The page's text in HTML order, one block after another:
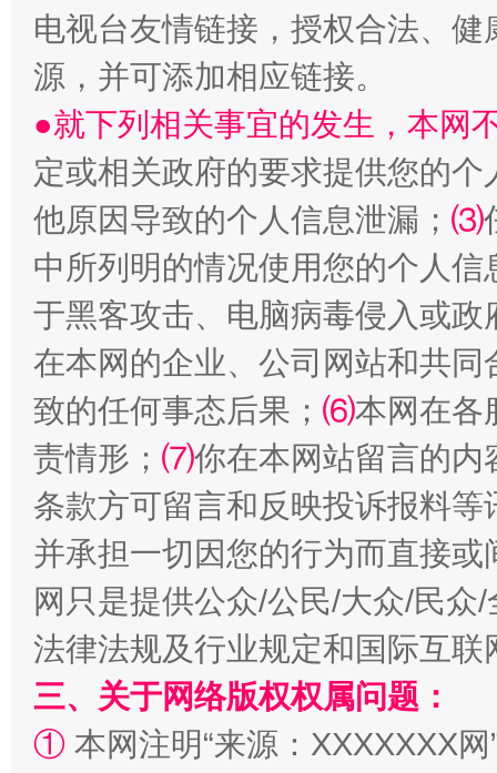
全民健身五年计划来了！等你上场
电视台友情链接，授权合法、
源，并可添加相应链接。
●就下列相关事宜的发生，本网
定或相关政府的要求提供您的个
他原因导致的个人信息泄漏； ⑶
中所列明的情况使用您的个人
于黑客攻击、电脑病毒侵入或
在本网的企业、公司网站和共
致的任何事态后果； ⑹本网在各
责情形； ⑺你在本网站留言的内
条款方可留言和反映投诉报料
并承担一切因您的行为而直接
网只是提供公众/公民/大众/民
法律法规及行业规定和国际互
三、关于网络版权权属问题：
① 本网注明“来源：XXXXXXX